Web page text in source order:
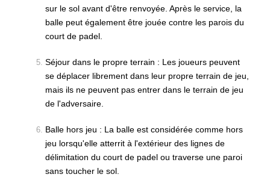
sur le sol avant d'être renvoyée. Après le service, la
balle peut également être jouée contre les parois du
court de padel.
Séjour dans le propre terrain : Les joueurs peuvent
se déplacer librement dans leur propre terrain de jeu,
mais ils ne peuvent pas entrer dans le terrain de jeu
de l'adversaire.
Balle hors jeu : La balle est considérée comme hors
jeu lorsqu'elle atterrit à l'extérieur des lignes de
délimitation du court de padel ou traverse une paroi
sans toucher le sol.